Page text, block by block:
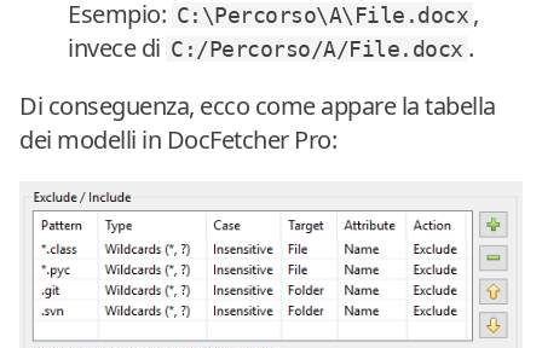
Esempio: C:\Percorso\A\File.docx ,
invece di C:/Percorso/A/File.docx .
Di conseguenza, ecco come appare la tabella
dei modelli in DocFetcher Pro: